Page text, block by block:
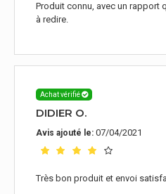
Produit connu, avec un rapport
à redire.
Achat vérifié
DIDIER O.
Avis ajouté le: 07/04/2021
Très bon produit et envoi